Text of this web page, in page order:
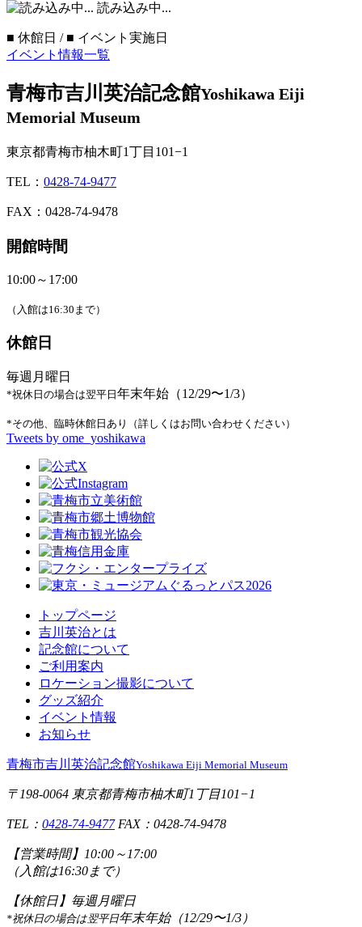
読み込み中...
■ 休館日 / ■ イベント実施日
イベント情報一覧
青梅市吉川英治記念館Yoshikawa Eiji
Memorial Museum
東京都青梅市柚木町1丁目101−1
TEL： 0428-74-9477
FAX：0428-74-9478
開館時間
10:00～17:00
（入館は16:30まで）
休館日
毎週月曜日
*祝休日の場合は翌平日 年末年始（12/29〜1/3）
*その他、臨時休館日あり（詳しくはお問い合わせください）
Tweets by ome_yoshikawa
トップページ
吉川英治とは
記念館について
ご利用案内
ロケーション撮影について
グッズ紹介
イベント情報
お知らせ
青梅市吉川英治記念館Yoshikawa Eiji Memorial Museum
〒198-0064 東京都青梅市柚木町1丁目101−1
TEL： 0428-74-9477FAX：0428-74-9478
【営業時間】 10:00～17:00
（入館は16:30まで）
【休館日】 毎週月曜日
*祝休日の場合は翌平日年末年始（12/29〜1/3）